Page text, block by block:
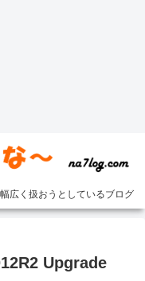
広く扱おうとしているブログ
Upgrade